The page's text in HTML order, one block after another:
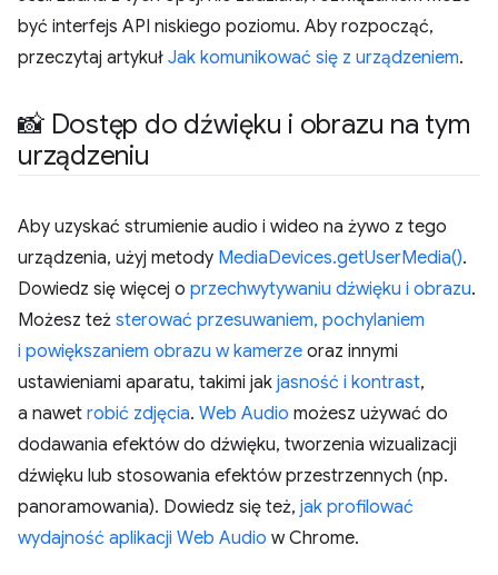
być interfejs API niskiego poziomu. Aby rozpocząć,
przeczytaj artykuł Jak komunikować się z urządzeniem.
📸 Dostęp do dźwięku i obrazu na tym
urządzeniu
Aby uzyskać strumienie audio i wideo na żywo z tego
urządzenia, użyj metody MediaDevices.getUserMedia().
Dowiedz się więcej o przechwytywaniu dźwięku i obrazu.
Możesz też sterować przesuwaniem, pochylaniem
i powiększaniem obrazu w kamerze oraz innymi
ustawieniami aparatu, takimi jak jasność i kontrast,
a nawet robić zdjęcia. Web Audio możesz używać do
dodawania efektów do dźwięku, tworzenia wizualizacji
dźwięku lub stosowania efektów przestrzennych (np.
panoramowania). Dowiedz się też, jak profilować
wydajność aplikacji Web Audio w Chrome.